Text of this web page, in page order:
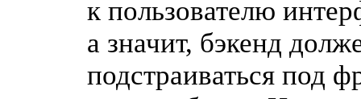
к пользователю
а значит, бэкенд
подстраиваться под